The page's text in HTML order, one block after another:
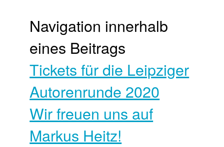
Navigation innerhalb
eines Beitrags
Tickets für die Leipziger
Autorenrunde 2020
Wir freuen uns auf
Markus Heitz!